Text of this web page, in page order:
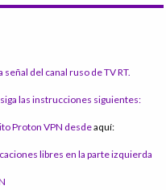
del canal ruso de TV RT.
las instrucciones siguientes:
Proton VPN desdeaquí:
libres en la parte izquierda